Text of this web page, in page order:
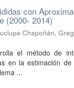
con
(2000- 2014)
Chapoñán,
el método de
en la estimación
...